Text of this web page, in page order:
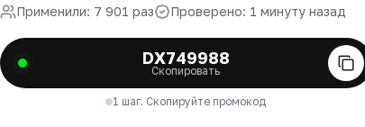
Применили: 7 901 раз Проверено: 1 минуту назад
DX749988
Скопировать
1 шаг. Скопируйте промокод